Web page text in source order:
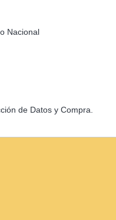
Nacional
de Datos y Compra.